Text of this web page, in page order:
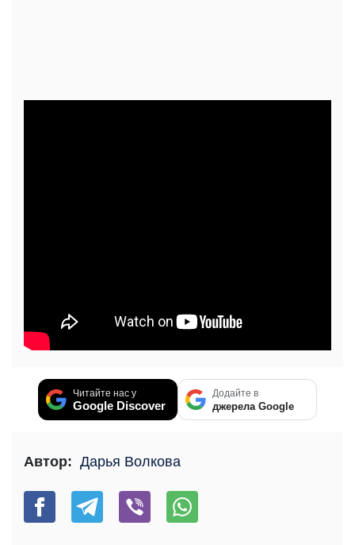
Читайте нас у
Google Discover
Додайте в
джерела Google
Автор: Дарья Волкова